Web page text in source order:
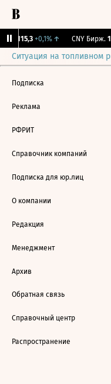
115,3 +0,1%↑ CNY Бирж.
Ситуация на топливном
Подписка
Реклама
РФРИТ
Справочник компаний
Подписка для юр.лиц
О компании
Редакция
Менеджмент
Архив
Обратная связь
Справочный центр
Распространение